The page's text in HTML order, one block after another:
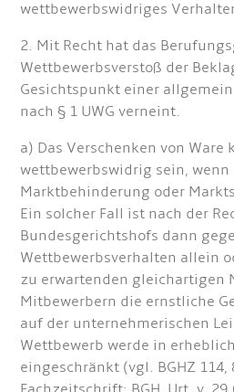
wettbewerbswidriges
2. Mit Recht hat das
Wettbewerbsverstoß der
Gesichtspunkt einer
nach § 1 UWG verneint.
a) Das Verschenken von Ware
wettbewerbswidrig sein,
Marktbehinderung oder
Ein solcher Fall ist nach der
Bundesgerichtshofs dann
Wettbewerbsverhalten allein
zu erwartenden gleichartigen
Mitbewerbern die ernstliche
auf der unternehmerischen
Wettbewerb werde in
eingeschränkt (vgl. BGHZ